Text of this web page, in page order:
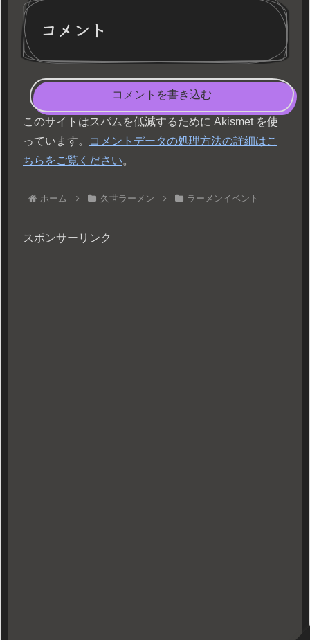
コメント
コメントを書き込む
このサイトはスパムを低減するために Akismet を使
っています。
コメントデータの処理方法の詳細はこ
ちらをご覧ください。
ホーム 久世ラーメン ラーメンイベント
スポンサーリンク